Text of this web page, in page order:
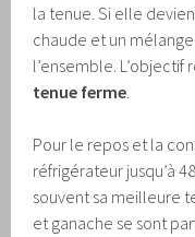
la tenue. Si elle
chaude et un
l’ensemble. L’objectif
tenue ferme
Pour le repos et la
réfrigérateur jusqu’à
souvent sa meilleure
et ganache se sont